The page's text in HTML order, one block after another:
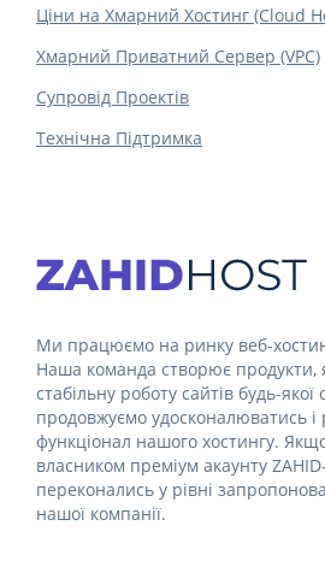
Ціни на Хмарний Хостинг (Cloud
Хмарний Приватний Сервер (VPC)
Супровід Проектів
Технічна Підтримка
Ми працюємо на ринку веб-
Наша команда створює продукти,
стабільну роботу сайтів будь-
продовжуємо удосконалюватись
функціонал нашого хостингу.
власником преміум акаунту
переконались у рівні
нашої компанії.